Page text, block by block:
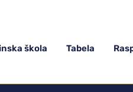
škola Tabela